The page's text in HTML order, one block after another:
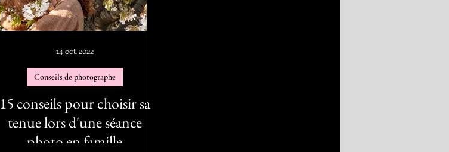
14 oct. 2022
Conseils de photographe
15 conseils pour choisir sa
tenue lors d'une séance
photo en famille